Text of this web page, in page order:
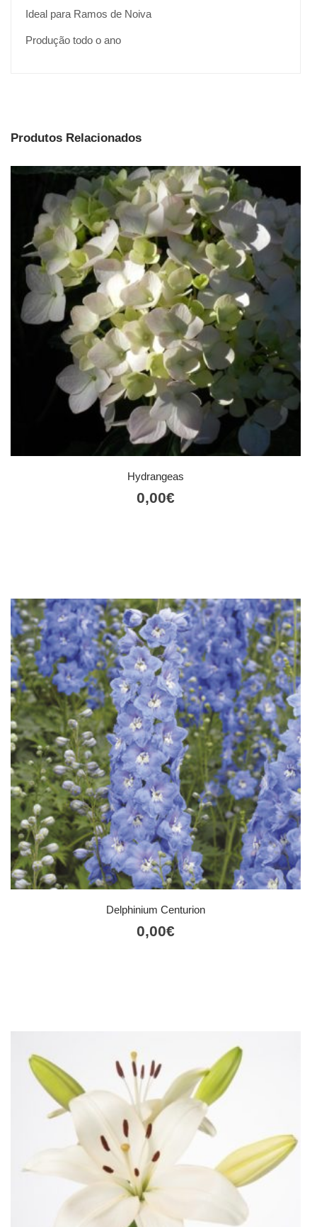
Ideal para Ramos de Noiva
Produção todo o ano
Produtos Relacionados
Hydrangeas
0,00€
Delphinium Centurion
0,00€